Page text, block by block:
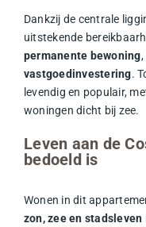
Dankzij de centrale
uitstekende
permanente bewoning
vastgoedinvestering.
levendig en populair,
woningen dicht bij zee.
Leven aan de
bedoeld is
Wonen in dit
zon, zee en stadsleven